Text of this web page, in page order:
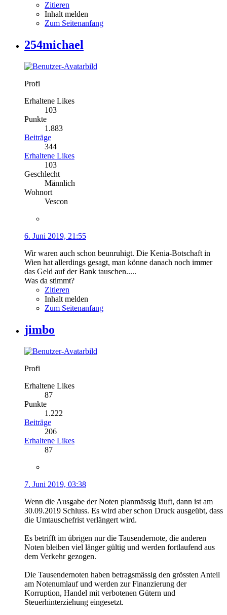
Zitieren
Inhalt melden
Zum Seitenanfang
254michael
Profi
Erhaltene Likes
103
Punkte
1.883
Beiträge
344
Erhaltene Likes
103
Geschlecht
Männlich
Wohnort
Vescon
6. Juni 2019, 21:55
Wir waren auch schon beunruhigt. Die Kenia-Botschaft in
Wien hat allerdings gesagt, man könne danach noch immer
das Geld auf der Bank tauschen.....
Was da stimmt?
Zitieren
Inhalt melden
Zum Seitenanfang
jimbo
Profi
Erhaltene Likes
87
Punkte
1.222
Beiträge
206
Erhaltene Likes
87
7. Juni 2019, 03:38
Wenn die Ausgabe der Noten planmässig läuft, dann ist am
30.09.2019 Schluss. Es wird aber schon Druck ausgeübt, dass
die Umtauschefrist verlängert wird.
Es betrifft im übrigen nur die Tausendernote, die anderen
Noten bleiben viel länger gültig und werden fortlaufend aus
dem Verkehr gezogen.
Die Tausendernoten haben betragsmässig den grössten Anteil
am Notenumlauf und werden zur Finanzierung der
Korruption, Handel mit verbotenen Gütern und
Steuerhinterziehung eingesetzt.